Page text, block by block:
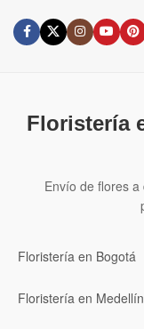
Floristería
Envío de flores
Floristería en Bogotá
Floristería en Medellín